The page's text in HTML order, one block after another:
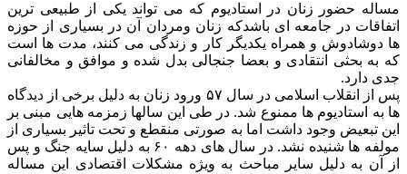
مساله حضور زنان در استادیوم که می تواند یکی از طبیعی ترین
اتفاقات در جامعه ای باشدکه زنان ومردان آن در بسیاری از حوزه
ها دوشادوش و همراه یکدیگر کار و زندگی می کنند، مدت ها است
که به بحثی انتقادی و بعضا جنجالی بدل شده و موافق و مخالفانی
جدی دارد.
پس از انقلاب اسلامی در سال ۵۷ ورود زنان به دلیل برخی از دیدگاه
ها به استادیوم ها ممنوع شد. در طی این سالها زمزمه هایی مبنی بر
این تبعیض وجود داشت اما به صورتی منقطع و تحت تاثیر بسیاری از
مولفه ها شنیده نشد. در سال های دهه ۶۰ به دلیل سایه جنگ و پس
از آن به دلیل سایر مباحث به ویژه مشکلات اقتصادی این مساله